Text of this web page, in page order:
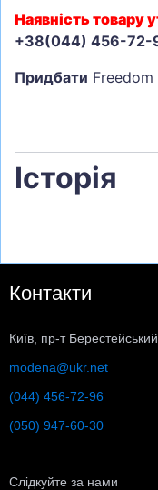
Наявність товару
+38(044) 456-
Придбати
Історія
Контакти
Київ, пр-т
modena@ukr.net
(044) 456-72-96
(050) 947-60-30
Слідкуйте за нами